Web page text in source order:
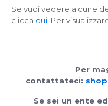
Se vuoi vedere alcune
clicca qui . Per
Per
contattateci:
Se sei un ente